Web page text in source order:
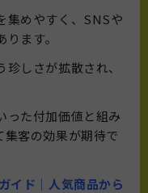
集めやすく、SNSや
ます。
しさが拡散され、
った付加価値と組み
集客の効果が期待で
イド｜人気商品から